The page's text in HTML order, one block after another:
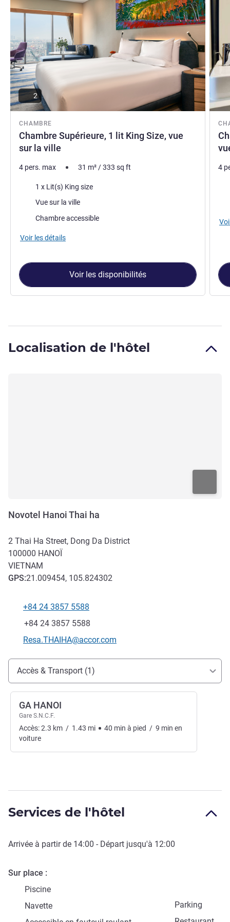
CHAMBRE
Chambre Supérieure, 1 lit King Size, vue
sur la ville
2
4 pers. max 31 m²/333 sq ft
Literie1 x Lit(s) King size
Vues :Vue sur la ville
Chambre accessible
Voir les détails
Voir les disponibilités
4
Localisation de l'hôtel
Novotel Hanoi Thai ha
2 Thai Ha Street, Dong Da District
100000 HANOÏ
VIETNAM
GPS:21.009454, 105.824302
Téléphone
+84 24 3857 5588
Fax
+84 24 3857 5588
Email de contact
Resa.THAIHA@accor.com
Accès et transports
Accès & Transport (1)
GA HANOI
Gare S.N.C.F.
Accès:2.3 km / 1.43 mi 40 min à pied / 9 min en
voiture
Services de l'hôtel
Arrivée à partir de 14:00 - Départ jusqu'à 12:00
Sur place
Piscine
Parking
Navette